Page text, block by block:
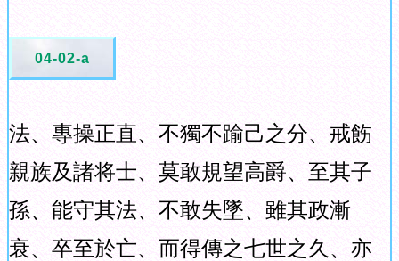
04-02-a
法、專操正直、不獨不踰己之分、戒飭
親族及諸将士、莫敢規望高爵、至其子
孫、能守其法、不敢失墜、雖其政漸
衰、卒至於亡、而得傳之七世之久、亦